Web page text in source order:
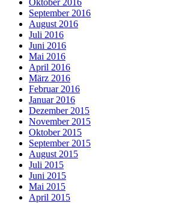
September 2016
August 2016
Juli 2016
Juni 2016
Mai 2016
April 2016
März 2016
Februar 2016
Januar 2016
Dezember 2015
November 2015
Oktober 2015
September 2015
August 2015
Juli 2015
Juni 2015
Mai 2015
April 2015